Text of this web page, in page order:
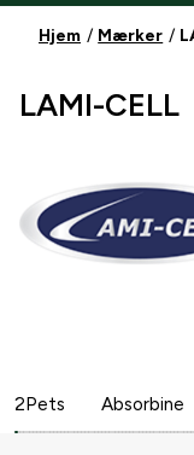
Hjem Mærker
LAMI-CELL
2Pets Absorbine